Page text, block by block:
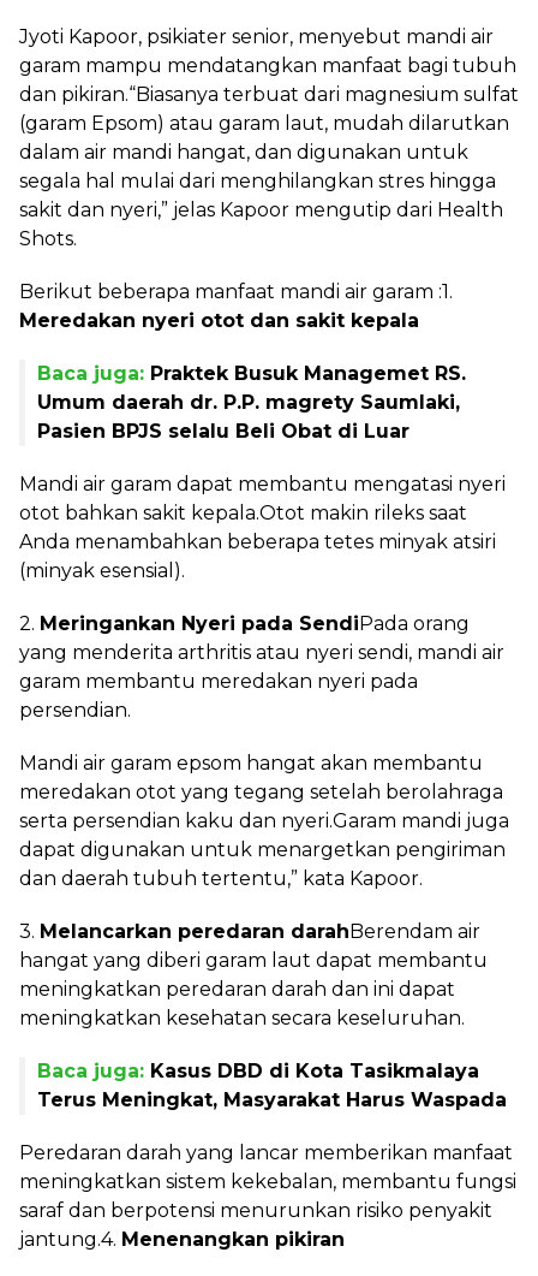
Jyoti Kapoor, psikiater senior, menyebut mandi air
garam mampu mendatangkan manfaat bagi tubuh
dan pikiran.“Biasanya terbuat dari magnesium sulfat
(garam Epsom) atau garam laut, mudah dilarutkan
dalam air mandi hangat, dan digunakan untuk
segala hal mulai dari menghilangkan stres hingga
sakit dan nyeri,” jelas Kapoor mengutip dari Health
Shots.
Berikut beberapa manfaat mandi air garam :1.
Meredakan nyeri otot dan sakit kepala
Baca juga: Praktek Busuk Managemet RS.
Umum daerah dr. P.P. magrety Saumlaki,
Pasien BPJS selalu Beli Obat di Luar
Mandi air garam dapat membantu mengatasi nyeri
otot bahkan sakit kepala.Otot makin rileks saat
Anda menambahkan beberapa tetes minyak atsiri
(minyak esensial).
2. Meringankan Nyeri pada SendiPada orang
yang menderita arthritis atau nyeri sendi, mandi air
garam membantu meredakan nyeri pada
persendian.
Mandi air garam epsom hangat akan membantu
meredakan otot yang tegang setelah berolahraga
serta persendian kaku dan nyeri.Garam mandi juga
dapat digunakan untuk menargetkan pengiriman
dan daerah tubuh tertentu,” kata Kapoor.
3. Melancarkan peredaran darahBerendam air
hangat yang diberi garam laut dapat membantu
meningkatkan peredaran darah dan ini dapat
meningkatkan kesehatan secara keseluruhan.
Baca juga: Kasus DBD di Kota Tasikmalaya
Terus Meningkat, Masyarakat Harus Waspada
Peredaran darah yang lancar memberikan manfaat
meningkatkan sistem kekebalan, membantu fungsi
saraf dan berpotensi menurunkan risiko penyakit
jantung.4. Menenangkan pikiran